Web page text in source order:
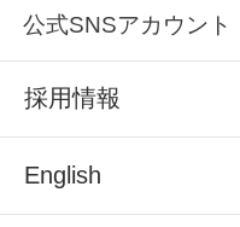
公式SNSアカウント
採用情報
English